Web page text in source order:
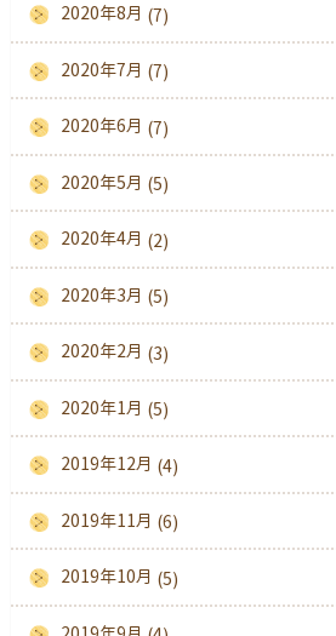
2020年8月 (7)
2020年7月 (7)
2020年6月 (7)
2020年5月 (5)
2020年4月 (2)
2020年3月 (5)
2020年2月 (3)
2020年1月 (5)
2019年12月 (4)
2019年11月 (6)
2019年10月 (5)